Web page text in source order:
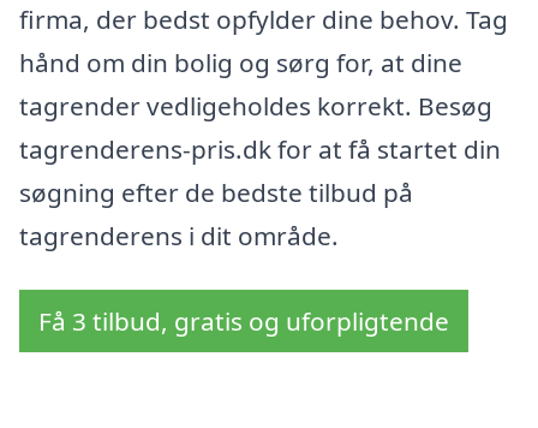
firma, der bedst opfylder dine behov. Tag
hånd om din bolig og sørg for, at dine
tagrender vedligeholdes korrekt. Besøg
tagrenderens-pris.dk for at få startet din
søgning efter de bedste tilbud på
tagrenderens i dit område.
Få 3 tilbud, gratis og uforpligtende